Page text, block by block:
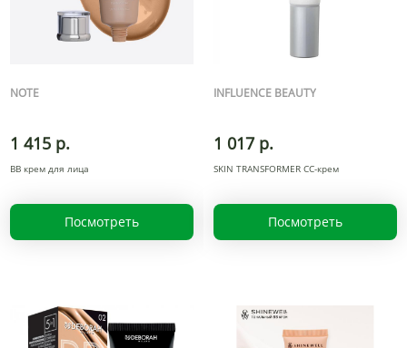
NOTE
1 415 р.
BB крем для лица
Посмотреть
INFLUENCE BEAUTY
1 017 р.
SKIN TRANSFORMER CC-крем
Посмотреть